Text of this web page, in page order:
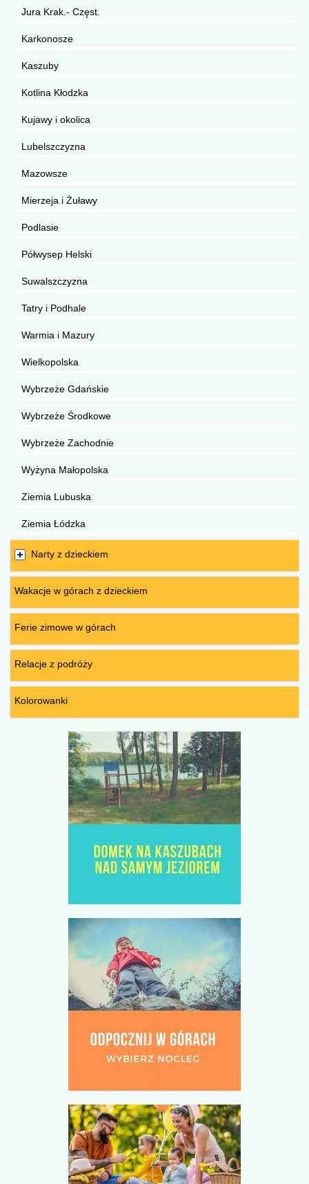
Jura Krak.- Częst.
Karkonosze
Kaszuby
Kotlina Kłodzka
Kujawy i okolica
Lubelszczyzna
Mazowsze
Mierzeja i Żuławy
Podlasie
Półwysep Helski
Suwalszczyzna
Tatry i Podhale
Warmia i Mazury
Wielkopolska
Wybrzeże Gdańskie
Wybrzeże Środkowe
Wybrzeże Zachodnie
Wyżyna Małopolska
Ziemia Lubuska
Ziemia Łódzka
Narty z dzieckiem
Wakacje w górach z dzieckiem
Ferie zimowe w górach
Relacje z podróży
Kolorowanki